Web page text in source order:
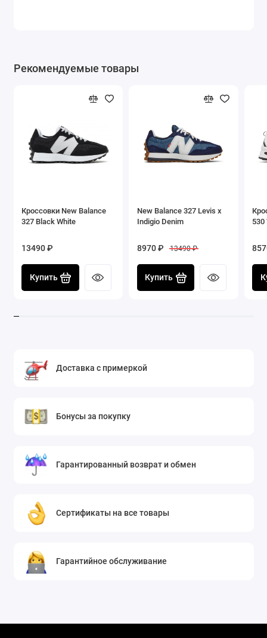
Рекомендуемые товары
Кроссовки New Balance
327 Black White
13490 ₽
Купить
New Balance 327 Levis x
Indigio Denim
8970 ₽ 13490 ₽
Купить
530
Доставка с примеркой
Бонусы за покупку
Гарантированный возврат и обмен
Сертификаты на все товары
Гарантийное обслуживание